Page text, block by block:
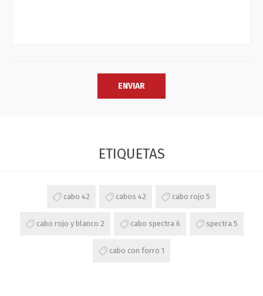
ETIQUETAS
cabo 42 cabos 42 cabo rojo 5
cabo rojo y blanco 2 cabo spectra 6 spectra 5
cabo con forro 1